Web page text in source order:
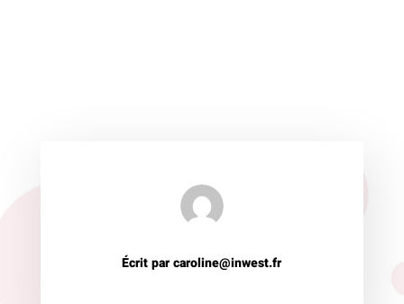
Écrit par caroline@inwest.fr